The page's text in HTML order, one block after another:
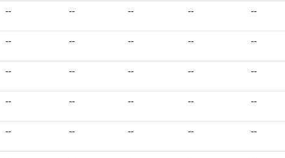
-- -- -- -- --
-- -- -- -- --
-- -- -- -- --
-- -- -- -- --
-- -- -- -- --